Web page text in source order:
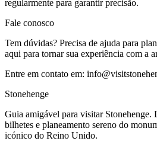
regularmente para garantir precisão.
Fale conosco
Tem dúvidas? Precisa de ajuda para
aqui para tornar sua experiência com a
Entre em contato em:
Stonehenge
Guia amigável para visitar Stonehenge.
bilhetes e planeamento sereno do
icónico do Reino Unido.